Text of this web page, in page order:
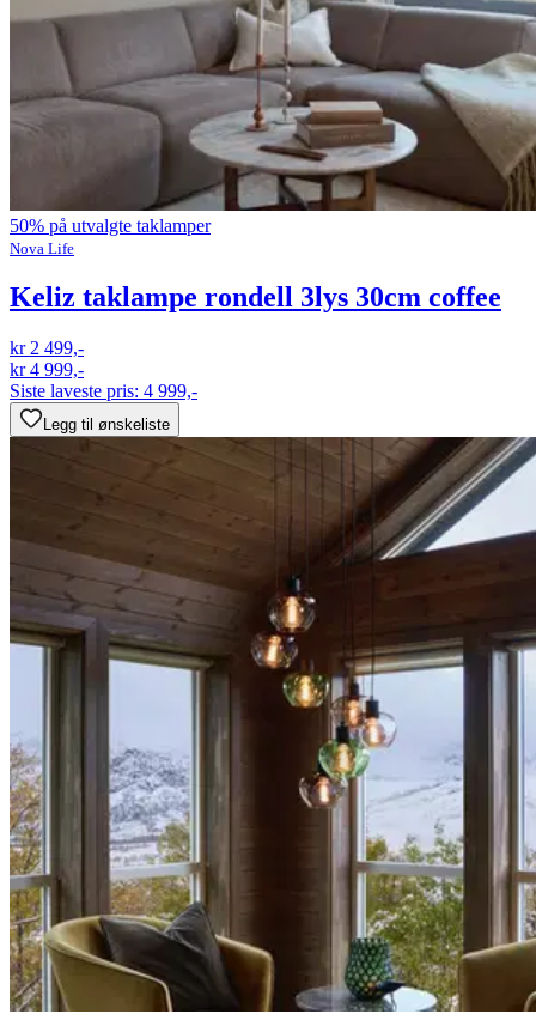
50% på utvalgte taklamper
Nova Life
Keliz taklampe rondell 3lys 30cm coffee
kr 2 499,-
kr 4 999,-
Siste laveste pris: 4 999,-
Legg til ønskeliste